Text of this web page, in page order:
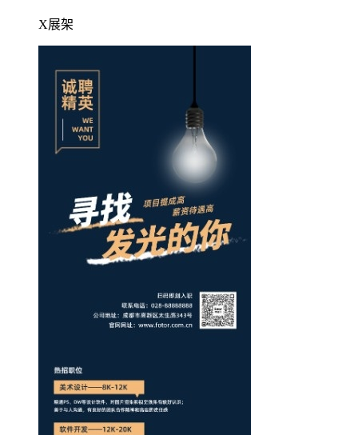
X展架